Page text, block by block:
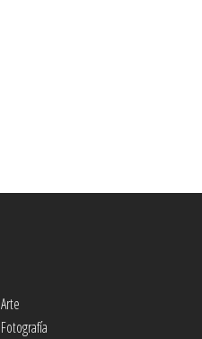
Arte
Fotografía